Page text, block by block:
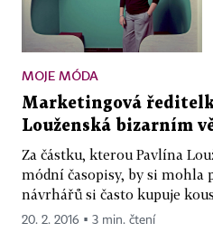
MOJE MÓDA
Marketingová
Louženská bizarním
Za částku, kterou Pavlína
módní časopisy, by si mohla
návrhářů si často kupuje
20. 2. 2016 ▪ 3 min. čtení